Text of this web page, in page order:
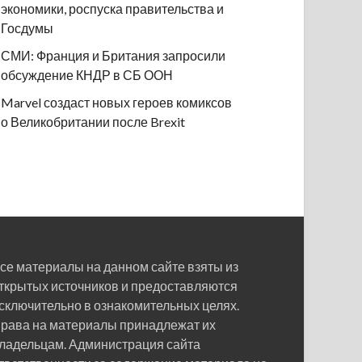
экономики, роспуска правительства и
Госдумы
СМИ: Франция и Британия запросили
обсуждение КНДР в СБ ООН
Marvel создаст новых героев комиксов
о Великобритании после Brexit
материалы на данном сайте взяты из
источников и предоставляются
в ознакомительных целях.
на материалы принадлежат их
Администрация сайта